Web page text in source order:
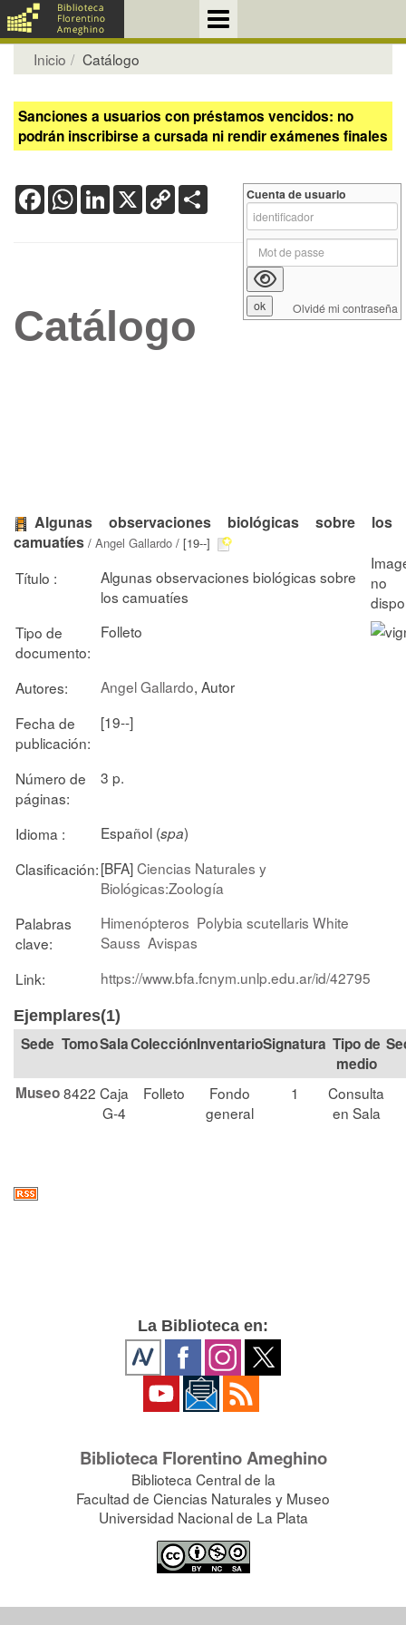
Inicio Catálogo
Sanciones a usuarios con préstamos vencidos: no
podrán inscribirse a cursada ni rendir exámenes finales
FacebookWhatsApp
LinkedIn
X Copy
Link
Catálogo
Algunas observaciones biológicas sobre los
camuatíes / Angel Gallardo / [19--]
Título :
Algunas observaciones biológicas sobre
los camuatíes
Tipo de
documento:
Folleto
Autores: Angel Gallardo, Autor
Fecha de
publicación:
[19--]
Número de
páginas:
3 p.
Idioma : Español (spa)
Clasificación:[BFA]Ciencias Naturales y
Biológicas:Zoología
Palabras
clave:
Himenópteros Polybia scutellaris White
Sauss Avispas
Link:
https://www.bfa.fcnym.unlp.edu.ar/id/42795
Ejemplares(1)
TomoSalaColección Signatura Tipo de
medio
Museo8422 Caja
G-4
Folleto
Fondo
general
1
Consulta
en Sala
Cuenta de usuario
Olvidé mi contraseña
La Biblioteca en:
Biblioteca Florentino Ameghino
Biblioteca Central de la
Facultad de Ciencias Naturales y Museo
Universidad Nacional de La Plata